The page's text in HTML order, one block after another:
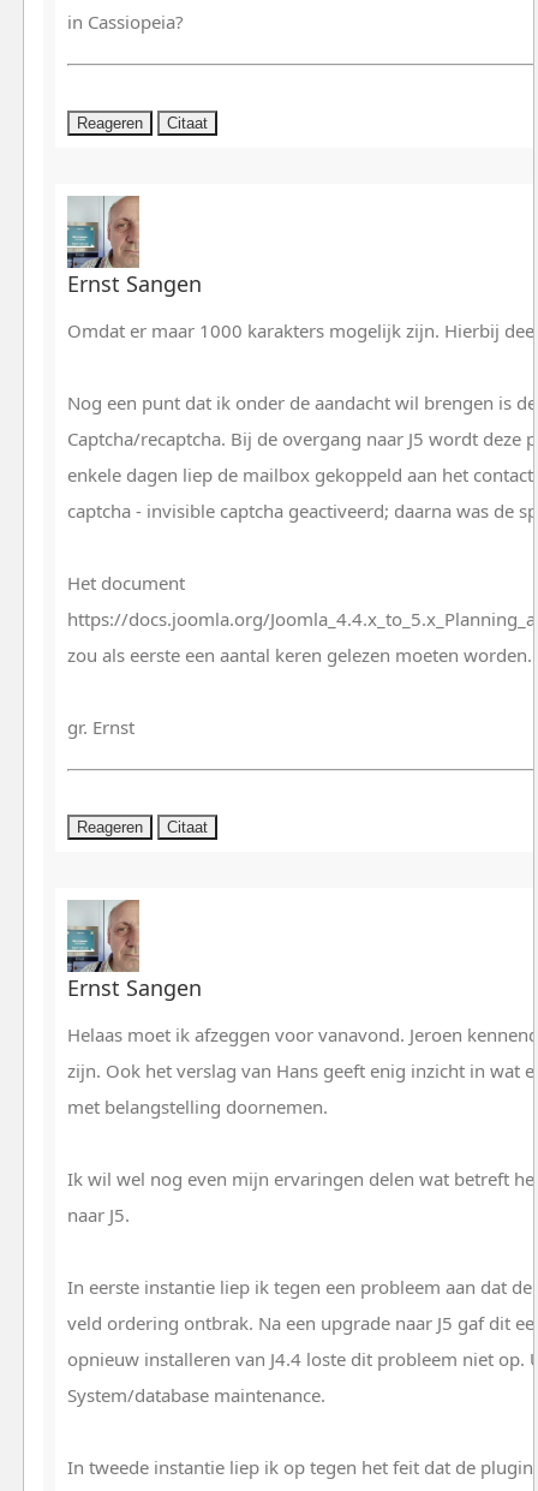
in Cassiopeia?
Reageren Citaat
Ernst Sangen
Omdat er maar 1000 karakters mogelijk zijn. Hierbij
Nog een punt dat ik onder de aandacht wil brengen is
Captcha/recaptcha. Bij de overgang naar J5 wordt deze
enkele dagen liep de mailbox gekoppeld aan het
captcha - invisible captcha geactiveerd; daarna was de
Het document
https://docs.joomla.org/
zou als eerste een aantal keren gelezen moeten worden.
gr. Ernst
Reageren Citaat
Ernst Sangen
Helaas moet ik afzeggen voor vanavond. Jeroen
zijn. Ook het verslag van Hans geeft enig inzicht in wat
met belangstelling doornemen.
Ik wil wel nog even mijn ervaringen delen wat betreft
naar J5.
In eerste instantie liep ik tegen een probleem aan dat
veld ordering ontbrak. Na een upgrade naar J5 gaf dit
opnieuw installeren van J4.4 loste dit probleem niet op.
System/database maintenance.
In tweede instantie liep ik op tegen het feit dat de